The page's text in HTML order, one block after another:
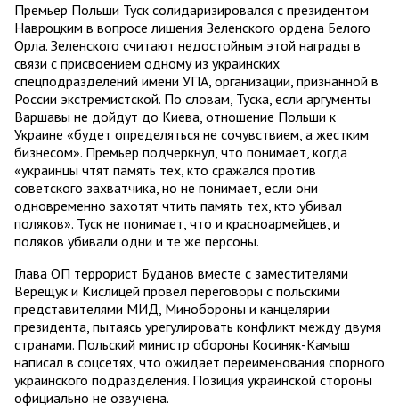
Премьер Польши Туск солидаризировался с президентом
Навроцким в вопросе лишения Зеленского ордена Белого
Орла. Зеленского считают недостойным этой награды в
связи с присвоением одному из украинских
спецподразделений имени УПА, организации, признанной в
России экстремистской. По словам, Туска, если аргументы
Варшавы не дойдут до Киева, отношение Польши к
Украине «будет определяться не сочувствием, а жестким
бизнесом». Премьер подчеркнул, что понимает, когда
«украинцы чтят память тех, кто сражался против
советского захватчика, но не понимает, если они
одновременно захотят чтить память тех, кто убивал
поляков». Туск не понимает, что и красноармейцев, и
поляков убивали одни и те же персоны.
Глава ОП террорист Буданов вместе с заместителями
Верещук и Кислицей провёл переговоры с польскими
представителями МИД, Минобороны и канцелярии
президента, пытаясь урегулировать конфликт между двумя
странами. Польский министр обороны Косиняк-Камыш
написал в соцсетях, что ожидает переименования спорного
украинского подразделения. Позиция украинской стороны
официально не озвучена.